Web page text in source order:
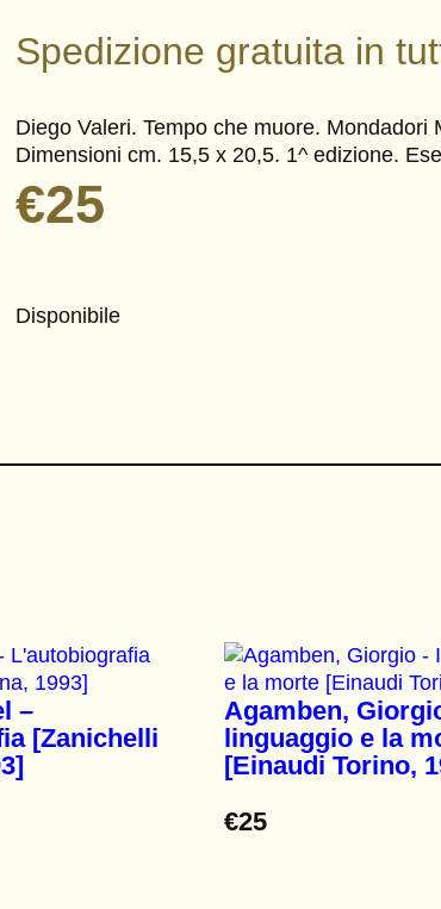
Spedizione gratuita in
Diego Valeri. Tempo che muore.
Dimensioni cm. 15,5 x 20,5. 1^ edizione.
€25
Disponibile
–
[Zanichelli
Agamben,
linguaggio e la
[Einaudi Torino,
€25